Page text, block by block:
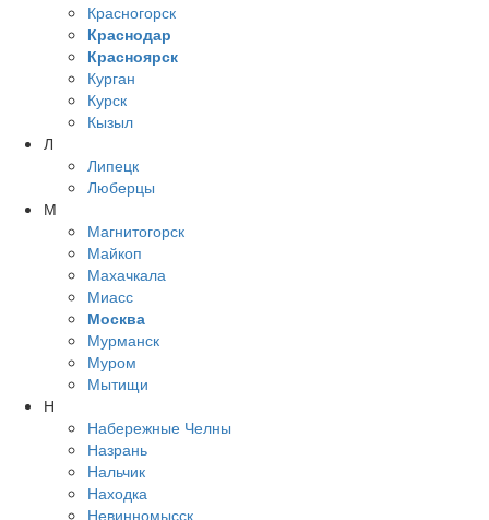
Красногорск
Краснодар
Красноярск
Курган
Курск
Кызыл
Л
Липецк
Люберцы
М
Магнитогорск
Майкоп
Махачкала
Миасс
Москва
Мурманск
Муром
Мытищи
Н
Набережные Челны
Назрань
Нальчик
Находка
Невинномысск